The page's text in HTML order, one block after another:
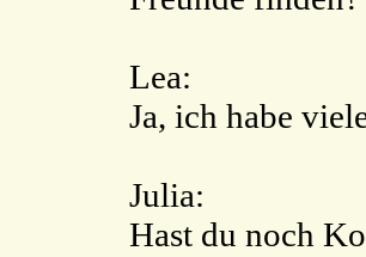
Lea:
Ja, ich habe
Julia:
Hast du noch